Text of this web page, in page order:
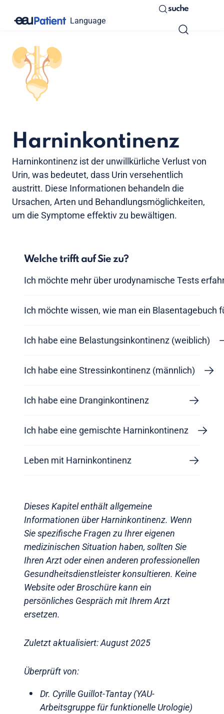
Language
suche
Harninkontinenz
Harninkontinenz ist der unwillkürliche Verlust von
Urin, was bedeutet, dass Urin versehentlich
austritt. Diese Informationen behandeln die
Ursachen, Arten und Behandlungsmöglichkeiten,
um die Symptome effektiv zu bewältigen.
Welche trifft auf Sie zu?
Ich möchte mehr über urodynamische Tests
Ich möchte wissen, wie man ein Blasentagebuch
Ich habe eine Belastungsinkontinenz (weiblich)
Ich habe eine Stressinkontinenz (männlich)
Ich habe eine Dranginkontinenz
Ich habe eine gemischte Harninkontinenz
Leben mit Harninkontinenz
Dieses Kapitel enthält allgemeine
Informationen über Harninkontinenz. Wenn
Sie spezifische Fragen zu Ihrer eigenen
medizinischen Situation haben, sollten Sie
Ihren Arzt oder einen anderen professionellen
Gesundheitsdienstleister konsultieren. Keine
Website oder Broschüre kann ein
persönliches Gespräch mit Ihrem Arzt
ersetzen.
Zuletzt aktualisiert: August 2025
Überprüft von:
Dr. Cyrille Guillot-Tantay (YAU-
Arbeitsgruppe für funktionelle Urologie)